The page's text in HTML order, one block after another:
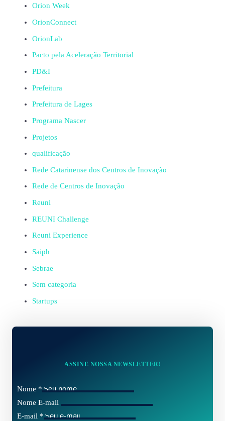
Orion Week
OrionConnect
OrionLab
Pacto pela Aceleração Territorial
PD&I
Prefeitura
Prefeitura de Lages
Programa Nascer
Projetos
qualificação
Rede Catarinense dos Centros de Inovação
Rede de Centros de Inovação
Reuni
REUNI Challenge
Reuni Experience
Saiph
Sebrae
Sem categoria
Startups
ASSINE NOSSA NEWSLETTER!
Nome *
Nome E-mail
E-mail *